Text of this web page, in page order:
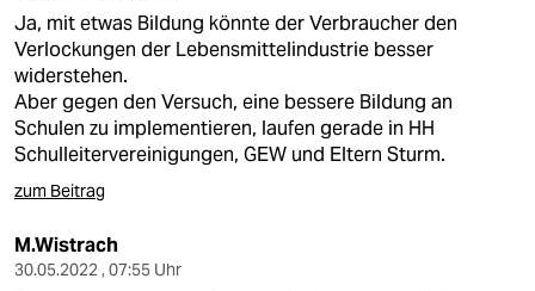
fragen & hilfe
unterstützen
abo
genossenschaft
epaper login
Ja, mit etwas Bildung könnte der Verbraucher den
Verlockungen der Lebensmittelindustrie besser
widerstehen.
Aber gegen den Versuch, eine bessere Bildung an
Schulen zu implementieren, laufen gerade in HH
Schulleitervereinigungen, GEW und Eltern Sturm.
zum Beitrag
M.Wistrach
30.05.2022 , 07:55 Uhr